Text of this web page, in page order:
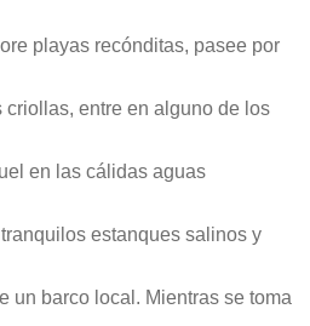
playas recónditas, pasee por
criollas, entre en alguno de los
en las cálidas aguas
estanques salinos y
un barco local. Mientras se toma